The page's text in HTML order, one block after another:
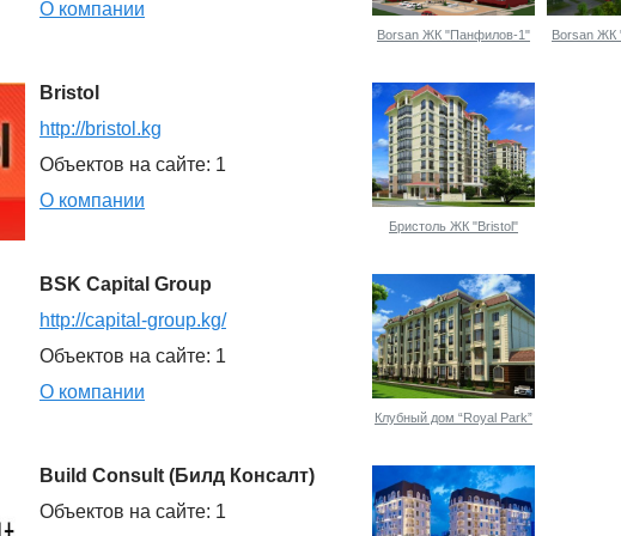
О компании
Borsan ЖК "Панфилов-1" Borsan ЖК
Bristol
http://bristol.kg
Объектов на сайте: 1
О компании
Бристоль ЖК "Bristol"
BSK Capital Group
http://capital-group.kg/
Объектов на сайте: 1
О компании
Клубный дом “Royal Park”
Build Consult (Билд Консалт)
Объектов на сайте: 1